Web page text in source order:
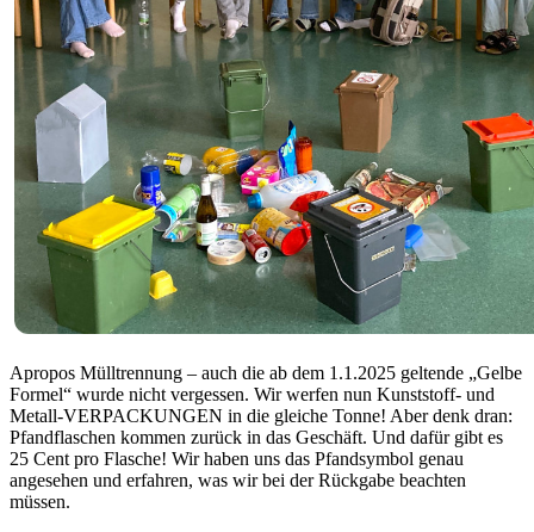
Apropos Mülltrennung – auch die ab dem 1.1.2025 geltende „Gelbe
Formel“ wurde nicht vergessen. Wir werfen nun Kunststoff- und
Metall-VERPACKUNGEN in die gleiche Tonne! Aber denk dran:
Pfandflaschen kommen zurück in das Geschäft. Und dafür gibt es
25 Cent pro Flasche! Wir haben uns das Pfandsymbol genau
angesehen und erfahren, was wir bei der Rückgabe beachten
müssen.